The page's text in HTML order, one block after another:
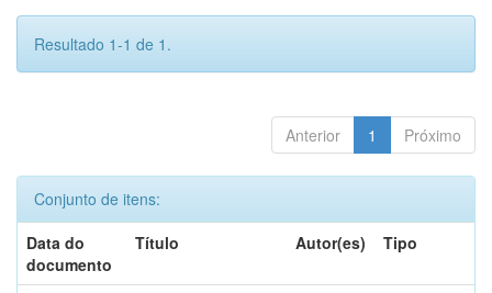
Resultado 1-1 de 1.
Anterior 1 Próximo
Conjunto de itens:
Data do
documento
Título Autor(es) Tipo